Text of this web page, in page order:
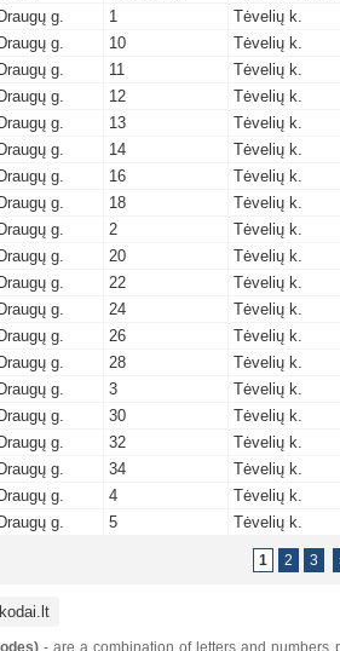
Draugų g. 1 Tėvelių k.
Draugų g. 10 Tėvelių k.
Draugų g. 11 Tėvelių k.
Draugų g. 12 Tėvelių k.
Draugų g. 13 Tėvelių k.
Draugų g. 14 Tėvelių k.
Draugų g. 16 Tėvelių k.
Draugų g. 18 Tėvelių k.
Draugų g. 2 Tėvelių k.
Draugų g. 20 Tėvelių k.
Draugų g. 22 Tėvelių k.
Draugų g. 24 Tėvelių k.
Draugų g. 26 Tėvelių k.
Draugų g. 28 Tėvelių k.
Draugų g. 3 Tėvelių k.
Draugų g. 30 Tėvelių k.
Draugų g. 32 Tėvelių k.
Draugų g. 34 Tėvelių k.
Draugų g. 4 Tėvelių k.
Draugų g. 5 Tėvelių k.
1 2 3
- are a combination of letters and numbers